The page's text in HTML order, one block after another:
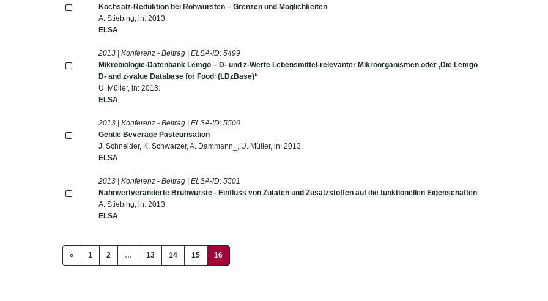
Kochsalz-Reduktion bei Rohwürsten – Grenzen und Möglichkeiten
A. Stiebing, in: 2013.
ELSA
2013 | Konferenz - Beitrag | ELSA-ID:5499
Mikrobiologie-Datenbank Lemgo – D- und z-Werte Lebensmittel-relevanter Mikroorganismen oder ‚Die Lemgo
D- and z-value Database for Food‘ (LDzBase)“
U. Müller, in: 2013.
ELSA
2013 | Konferenz - Beitrag | ELSA-ID:5500
Gentle Beverage Pasteurisation
J. Schneider, K. Schwarzer, A. Dammann_, U. Müller, in: 2013.
ELSA
2013 | Konferenz - Beitrag | ELSA-ID:5501
Nährwertveränderte Brühwürste - Einfluss von Zutaten und Zusatzstoffen auf die funktionellen Eigenschaften
A. Stiebing, in: 2013.
ELSA
« 1 2 … 13 14 15 16(current)